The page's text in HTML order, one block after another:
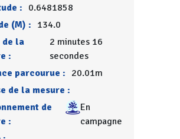
: 0.6481858
(M) :
134.0
de la
:
2 minutes 16
secondes
parcourue : 20.01m
de la mesure :
de
:
En
campagne